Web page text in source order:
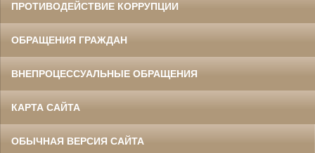
ПРОТИВОДЕЙСТВИЕ КОРРУПЦИИ
ОБРАЩЕНИЯ ГРАЖДАН
ВНЕПРОЦЕССУАЛЬНЫЕ ОБРАЩЕНИЯ
КАРТА САЙТА
ОБЫЧНАЯ ВЕРСИЯ САЙТА